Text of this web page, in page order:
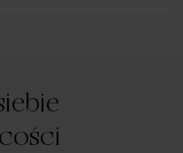
siebie usług